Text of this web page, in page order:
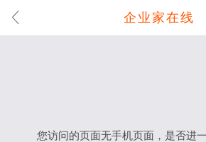
企业家在线
您访问的页面无手机页面，是否进